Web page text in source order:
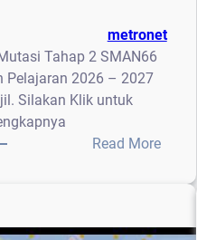
metronet
Tahap 2 SMAN66
Pelajaran 2026 – 2027
Silakan Klik untuk
Read More:
Mutasi
2